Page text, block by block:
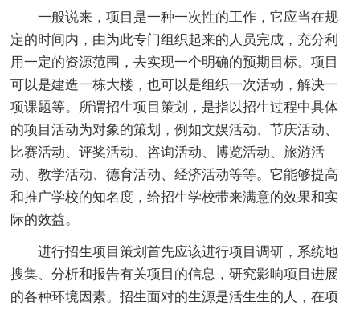
一般说来，项目是一种一次性的工作，它应当在规
定的时间内，由为此专门组织起来的人员完成，充分利
用一定的资源范围，去实现一个明确的预期目标。项目
可以是建造一栋大楼，也可以是组织一次活动，解决一
项课题等。所谓招生项目策划，是指以招生过程中具体
的项目活动为对象的策划，例如文娱活动、节庆活动、
比赛活动、评奖活动、咨询活动、博览活动、旅游活
动、教学活动、德育活动、经济活动等等。它能够提高
和推广学校的知名度，给招生学校带来满意的效果和实
际的效益。
进行招生项目策划首先应该进行项目调研，系统地
搜集、分析和报告有关项目的信息，研究影响项目进展
的各种环境因素。招生面对的生源是活生生的人，在项